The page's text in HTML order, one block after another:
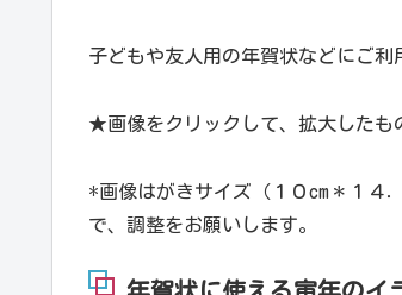
子どもや友人用の年賀状などにご利
★画像をクリックして、拡大したも
*画像はがきサイズ（１０cm＊１４
で、調整をお願いします。
年賀状に使える寅年のイ